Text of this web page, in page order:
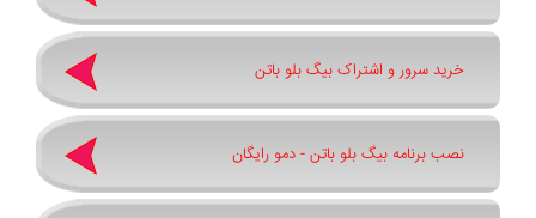
خرید سرور و اشتراک بیگ بلو باتن
نصب برنامه بیگ بلو باتن - دمو رایگان